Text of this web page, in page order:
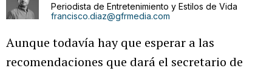
Periodista de Entretenimiento y Estilos de Vida
francisco.diaz@gfrmedia.com
Aunque todavía hay que esperar a las
recomendaciones que dará el secretario de